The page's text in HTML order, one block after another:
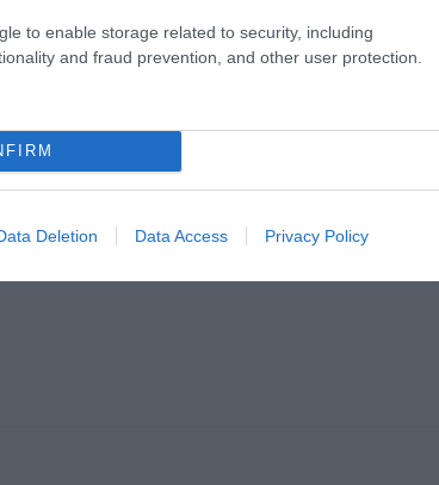
to enable storage related to security, including
and fraud prevention, and other user protection.
Deletion Data Access Privacy Policy